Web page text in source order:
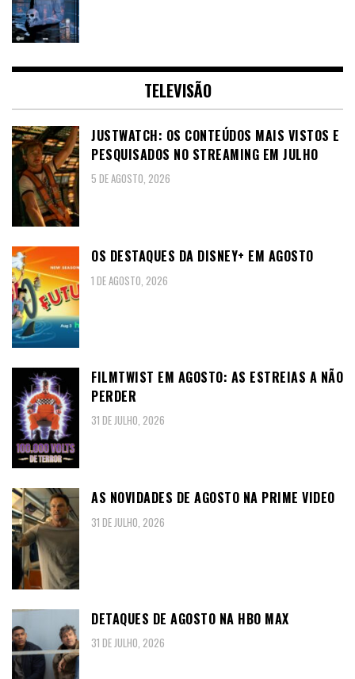
TELEVISÃO
JUSTWATCH: OS CONTEÚDOS MAIS VISTOS E
PESQUISADOS NO STREAMING EM JULHO
5 DE AGOSTO, 2026
OS DESTAQUES DA DISNEY+ EM AGOSTO
1 DE AGOSTO, 2026
FILMTWIST EM AGOSTO: AS ESTREIAS A NÃO
PERDER
31 DE JULHO, 2026
AS NOVIDADES DE AGOSTO NA PRIME VIDEO
31 DE JULHO, 2026
DETAQUES DE AGOSTO NA HBO MAX
31 DE JULHO, 2026